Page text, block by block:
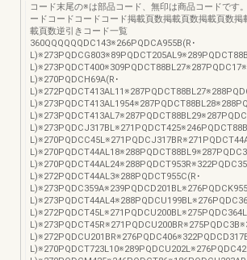
コード末尾の※は部品コード、無印は商品コードです
ードコードコードコード掲載頁数掲載頁数掲載頁数掲
載頁数逆引きコード一覧
360QQQQQQDC143※266PQDCA955B(R･
L)※270PQDCH69A(R･
L)※272PQDCT44AL3※288PQDCT955C(R･